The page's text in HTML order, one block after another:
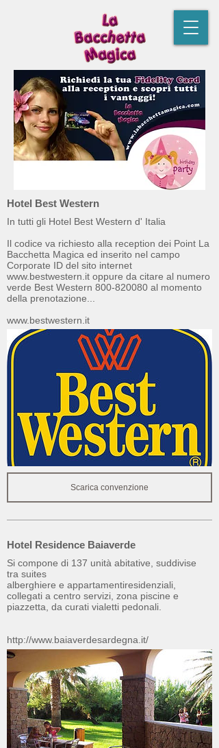
Hotel Best Western
In tutti gli Hotel Best Western d' Italia
Il codice va richiesto alla reception dei Point La
Bacchetta Magica ed inserito nel campo
Corporate ID del sito internet
www.bestwestern.it oppure da citare al numero
verde Best Western 800-820080 al momento
della prenotazione...
www.bestwestern.it
Scarica convenzione
Hotel Residence Baiaverde
Si compone di 137 unità abitative, suddivise
tra suites
alberghiere e appartamentiresidenziali,
collegati a centro servizi, zona piscine e
piazzetta, da curati vialetti pedonali.
http://www.baiaverdesardegna.it/